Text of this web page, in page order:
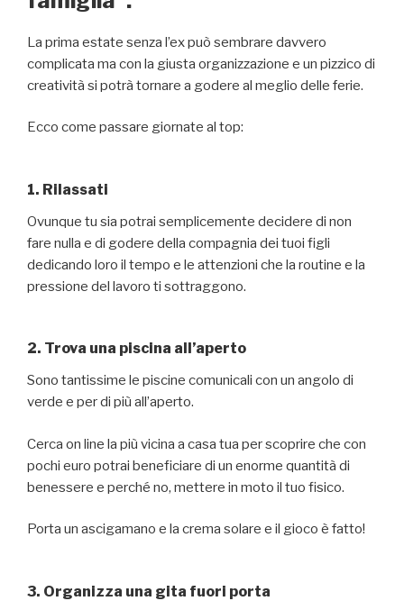
La prima estate senza l’ex può sembrare davvero
complicata ma con la giusta organizzazione e un pizzico di
creatività si potrà tornare a godere al meglio delle ferie.
Ecco come passare giornate al top:
1. Rilassati
Ovunque tu sia potrai semplicemente decidere di non
fare nulla e di godere della compagnia dei tuoi figli
dedicando loro il tempo e le attenzioni che la routine e la
pressione del lavoro ti sottraggono.
2. Trova una piscina all’aperto
Sono tantissime le piscine comunicali con un angolo di
verde e per di più all’aperto.
Cerca on line la più vicina a casa tua per scoprire che con
pochi euro potrai beneficiare di un enorme quantità di
benessere e perché no, mettere in moto il tuo fisico.
Porta un ascigamano e la crema solare e il gioco è fatto!
3. Organizza una gita fuori porta